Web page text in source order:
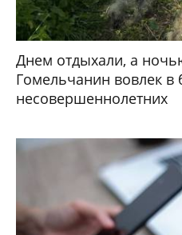
Днем отдыхали, а
Гомельчанин вовлек в
несовершеннолетних